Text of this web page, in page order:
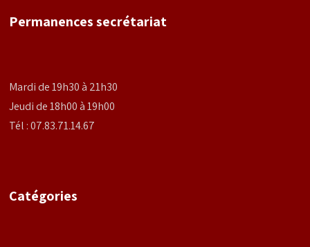
Permanences secrétariat
Mardi de 19h30 à 21h30
Jeudi de 18h00 à 19h00
Tél : 07.83.71.14.67
Catégories